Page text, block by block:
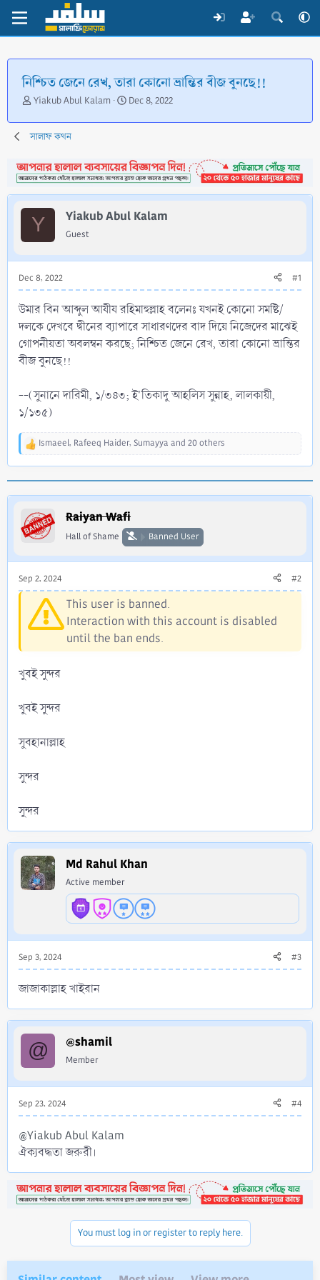
নিশ্চিত জেনে রেখ, তারা কোনো ভ্রান্তির বীজ বুনছে!!
T
r
e
d
s
t
a
r
r
Yiakub Abul Kalam
S
a
d
a
t
e
Dec 8, 2022
সালাফ কথন
Y Yiakub Abul Kalam
Guest
Dec 8, 2022 #1
উমার বিন আব্দুল আযীয রহিমাহুল্লাহ বলেনঃ যখনই কোনো সমষ্টি/
দলকে দেখবে দ্বীনের ব্যাপারে সাধারণদের বাদ দিয়ে নিজেদের মাঝেই
গোপনীয়তা অবলম্বন করছে; নিশ্চিত জেনে রেখ, তারা কোনো ভ্রান্তির
বীজ বুনছে!!
--(সুনানে দারিমী, ১/৩৪৩; ই'তিকাদু আহলিস সুন্নাহ, লালকায়ী,
১/১৩৫)
R
t
o
n
:
Ismaeel, Rafeeq Haider, Sumayya and 20 others
Raiyan Wafi
Hall of Shame Banned User
Sep 2, 2024 #2
This user is banned.
Interaction with this account is disabled
until the ban ends.
খুবই সুন্দর
খুবই সুন্দর
সুবহানাল্লাহ
সুন্দর
সুন্দর
Md Rahul Khan
Active member
Sep 3, 2024 #3
জাজাকাল্লাহ খাইরান
@ @shamil
Member
Sep 23, 2024 #4
@Yiakub Abul Kalam
ঐক্যবদ্ধতা জরুরী।
You must log in or register to reply here.